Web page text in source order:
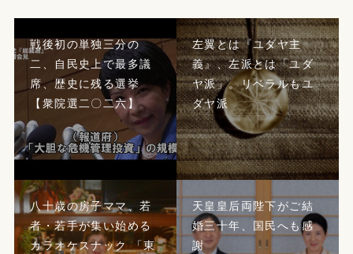
戦後初の単独三分の
二、自民史上で最多議
席、歴史に残る選挙
【衆院選二〇二六】
左翼とは『ユダヤ主
義』、左派とは「ユダ
ヤ派」。リベラルもユ
ダヤ派
八十歳の房子ママ、若
者・若手が集い始める
カラオケスナック 「東
天皇皇后両陛下がご結
婚三十年、国民へも感
謝